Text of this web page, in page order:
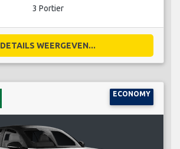
3 Portier
DETAILS WEERGEVEN...
ECONOMY